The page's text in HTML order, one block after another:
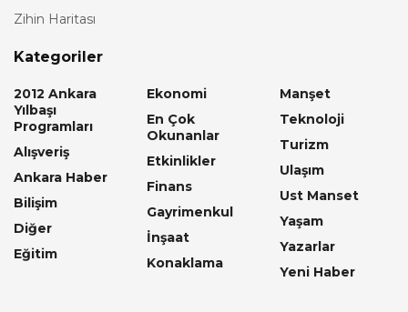
Zihin Haritası
Kategoriler
2012 Ankara
Yılbaşı
Programları
Alışveriş
Ankara Haber
Bilişim
Diğer
Eğitim
Ekonomi
En Çok
Okunanlar
Etkinlikler
Finans
Gayrimenkul
İnşaat
Konaklama
Manşet
Teknoloji
Turizm
Ulaşım
Ust Manset
Yaşam
Yazarlar
Yeni Haber